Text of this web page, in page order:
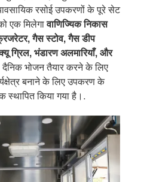
रसोई उपकरणों के पूरे सेट
एक मिलेगावाणिज्यिक निकास
गैस स्टोव, गैस डीप
ग्रिल, भंडारण अलमारियाँ, और
दैनिक भोजन तैयार करने के लिए
बनाने के लिए उपकरण के
स्थापित किया गया है।.